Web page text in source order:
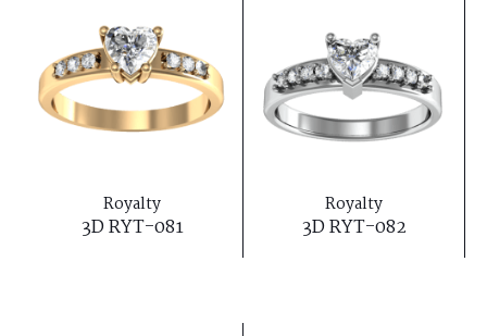
Royalty
3D RYT-081
Royalty
3D RYT-082